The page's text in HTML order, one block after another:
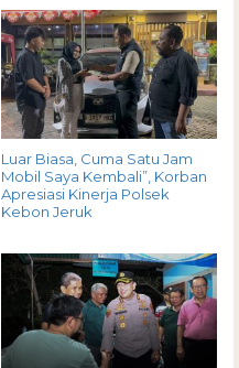
Luar Biasa, Cuma Satu Jam
Mobil Saya Kembali”, Korban
Apresiasi Kinerja Polsek
Kebon Jeruk